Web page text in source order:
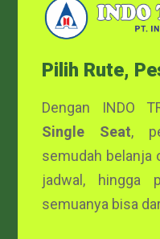
Pilih Rute,
Dengan INDO
Single Seat,
semudah belanja
jadwal, hingga
semuanya bisa